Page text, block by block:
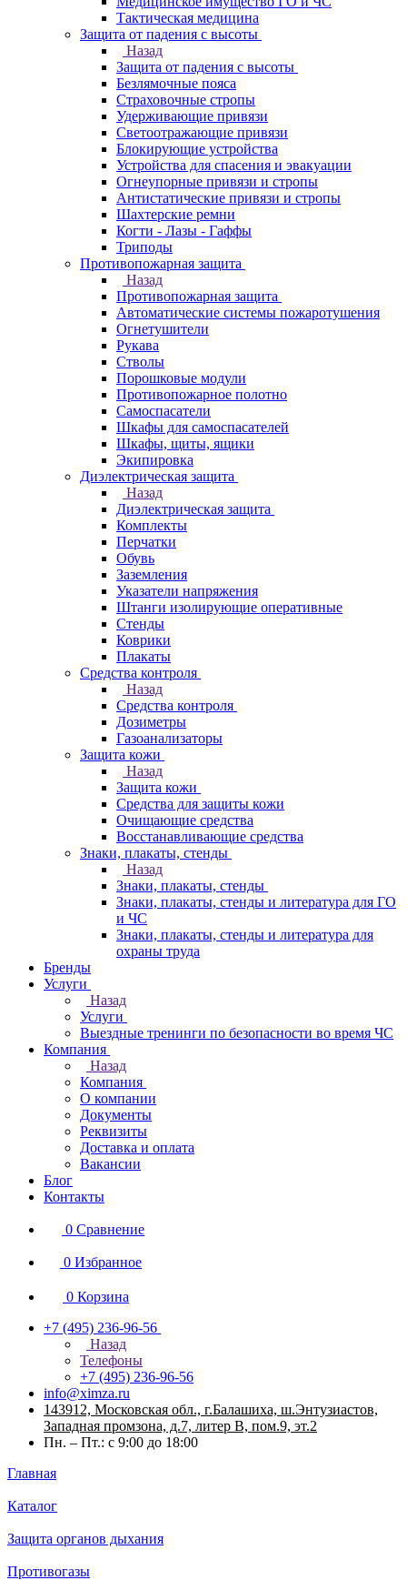
Тактическая медицина
Защита от падения с высоты
Назад
Защита от падения с высоты
Безлямочные пояса
Страховочные стропы
Удерживающие привязи
Светоотражающие привязи
Блокирующие устройства
Устройства для спасения и эвакуации
Огнеупорные привязи и стропы
Антистатические привязи и стропы
Шахтерские ремни
Когти - Лазы - Гаффы
Триподы
Противопожарная защита
Назад
Противопожарная защита
Автоматические системы пожаротушения
Огнетушители
Рукава
Стволы
Порошковые модули
Противопожарное полотно
Самоспасатели
Шкафы для самоспасателей
Шкафы, щиты, ящики
Экипировка
Диэлектрическая защита
Назад
Диэлектрическая защита
Комплекты
Перчатки
Обувь
Заземления
Указатели напряжения
Штанги изолирующие оперативные
Стенды
Коврики
Плакаты
Средства контроля
Назад
Средства контроля
Дозиметры
Газоанализаторы
Защита кожи
Назад
Защита кожи
Средства для защиты кожи
Очищающие средства
Восстанавливающие средства
Знаки, плакаты, стенды
Назад
Знаки, плакаты, стенды
Знаки, плакаты, стенды и литература для ГО
и ЧС
Знаки, плакаты, стенды и литература для
охраны труда
Бренды
Услуги
Назад
Услуги
Выездные тренинги по безопасности во время ЧС
Компания
Назад
Компания
О компании
Документы
Реквизиты
Доставка и оплата
Вакансии
Блог
Контакты
0 Сравнение
0 Избранное
0 Корзина
+7 (495) 236-96-56
Назад
Телефоны
+7 (495) 236-96-56
info@ximza.ru
143912, Московская обл., г.Балашиха, ш.Энтузиастов,
Западная промзона, д.7, литер В, пом.9, эт.2
Пн. – Пт.: с 9:00 до 18:00
Главная
Каталог
Защита органов дыхания
Противогазы